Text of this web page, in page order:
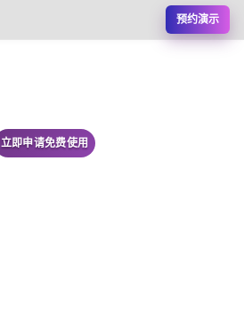
预约演示
立即申请免费使用